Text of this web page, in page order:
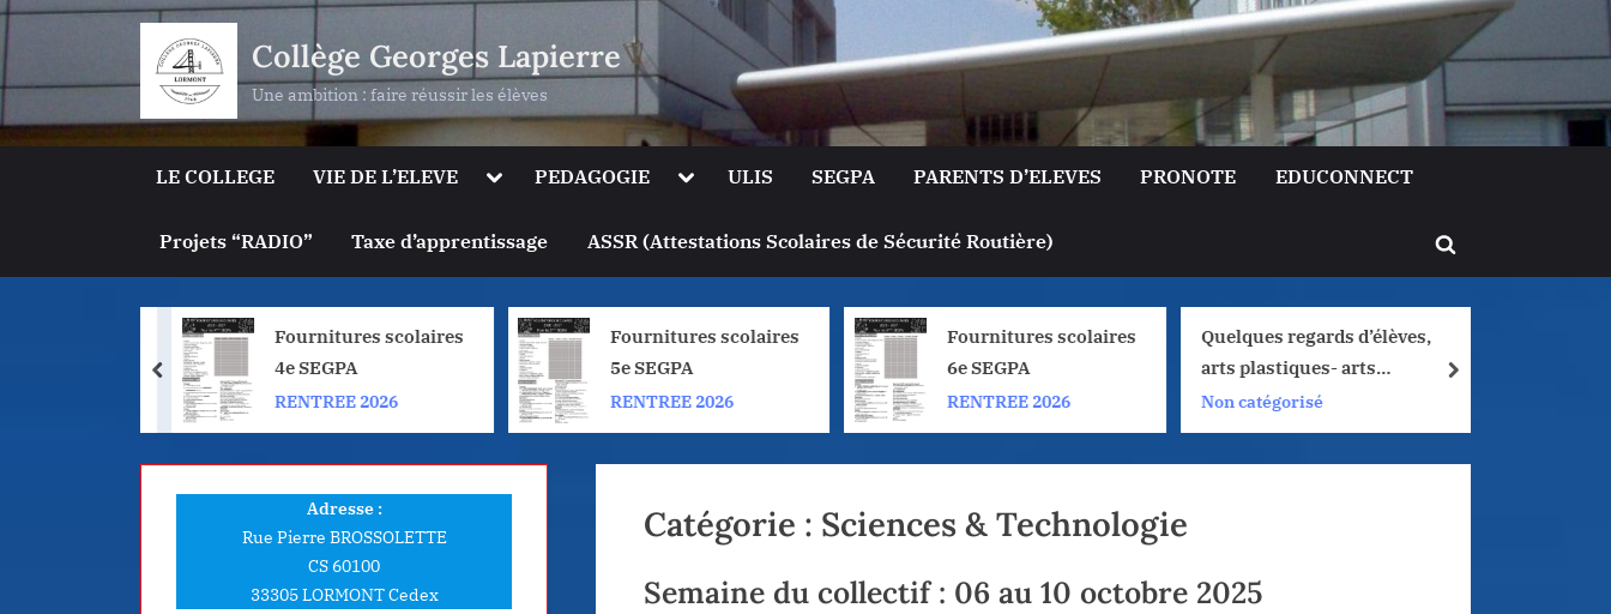
Skip
to
content
Collège Georges Lapierre
Une ambition : faire réussir les élèves
LE COLLEGE VIE DE L’ELEVE Toggle
sub-
PEDAGOGIE ToggleULIS SEGPA PARENTS D’ELEVES PRONOTE EDUCONNECT
Projets “RADIO” Taxe d’apprentissage ASSR (Attestations Scolaires de Sécurité Routière)
Toggle
Fournitures scolaires
4e SEGPA
RENTREE 2026
Fournitures scolaires
5e SEGPA
RENTREE 2026
Fournitures scolaires
6e SEGPA
RENTREE 2026
Quelques regards d’élèves,
arts plastiques- arts
numériques, 2025/2026
Non catégorisé
prev next
Catégorie : Sciences & Technologie
Semaine du collectif : 06 au 10 octobre 2025
Adresse :
Rue Pierre BROSSOLETTE
CS 60100
33305 LORMONT Cedex